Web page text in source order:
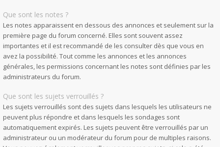
Que sont les notes ?
Les notes apparaissent en dessous des annonces et seulement sur la
première page du forum concerné. Elles sont souvent assez
importantes et il est recommandé de les consulter dès que vous en
avez la possibilité. Tout comme les annonces et les annonces
générales, les permissions concernant les notes sont définies par les
administrateurs du forum.
Que sont les sujets verrouillés ?
Les sujets verrouillés sont des sujets dans lesquels les utilisateurs ne
peuvent plus répondre et dans lesquels les sondages sont
automatiquement expirés. Les sujets peuvent être verrouillés par un
administrateur ou un modérateur du forum pour de multiples raisons.